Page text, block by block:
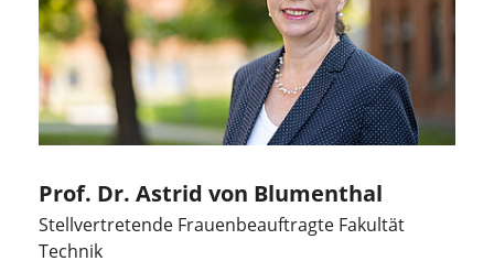
Prof. Dr. Astrid von Blumenthal
Stellvertretende Frauenbeauftragte Fakultät
Technik